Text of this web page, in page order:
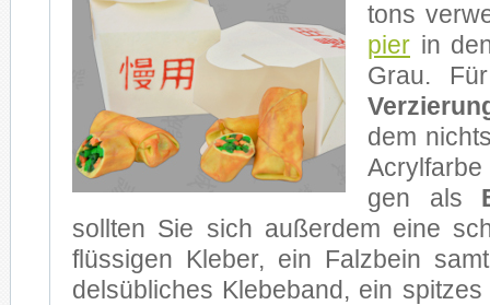
tons
pier in
Grau.
dem
gen als
soll­ten Sie sich au­ßer­dem eine
flüs­si­gen Kle­ber, ein Falz­bein
dels­üb­li­ches Kle­be­band, ein